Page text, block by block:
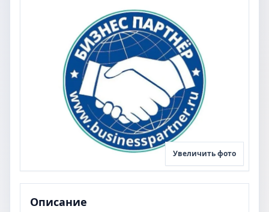
Увеличить фото
Описание